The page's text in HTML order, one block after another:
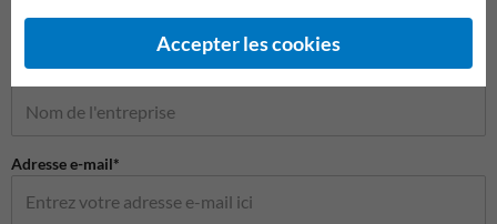
Nom de l'entreprise
Adresse e-mail*
Accepter les cookies